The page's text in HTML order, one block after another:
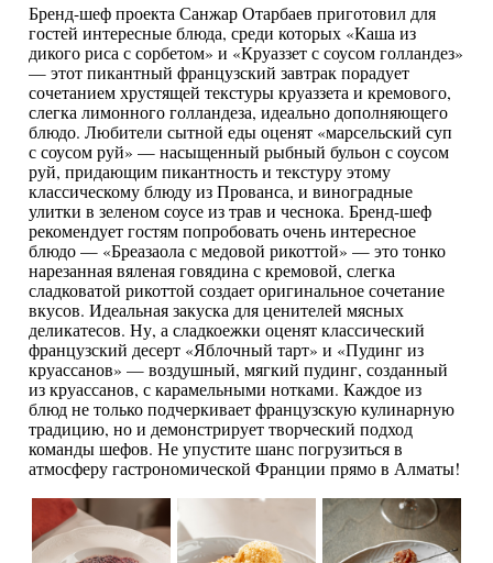
Бренд-шеф проекта Санжар Отарбаев приготовил для
гостей интересные блюда, среди которых «Каша из
дикого риса с сорбетом» и «Круаззет с соусом голландез»
— этот пикантный французский завтрак порадует
сочетанием хрустящей текстуры круаззета и кремового,
слегка лимонного голландеза, идеально дополняющего
блюдо. Любители сытной еды оценят «марсельский суп
с соусом руй» — насыщенный рыбный бульон с соусом
руй, придающим пикантность и текстуру этому
классическому блюду из Прованса, и виноградные
улитки в зеленом соусе из трав и чеснока. Бренд-шеф
рекомендует гостям попробовать очень интересное
блюдо — «Бреазаола с медовой рикоттой» — это тонко
нарезанная вяленая говядина с кремовой, слегка
сладковатой рикоттой создает оригинальное сочетание
вкусов. Идеальная закуска для ценителей мясных
деликатесов. Ну, а сладкоежки оценят классический
французский десерт «Яблочный тарт» и «Пудинг из
круассанов» — воздушный, мягкий пудинг, созданный
из круассанов, с карамельными нотками. Каждое из
блюд не только подчеркивает французскую кулинарную
традицию, но и демонстрирует творческий подход
команды шефов. Не упустите шанс погрузиться в
атмосферу гастрономической Франции прямо в Алматы!